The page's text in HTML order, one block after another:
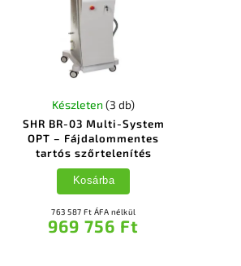
SHR BR-03 Multi-System
OPT – Fájdalommentes
tartós szőrtelenítés
Készleten(3 db)
763 587 Ft ÁFA nélkül
969 756 Ft
Kosárba